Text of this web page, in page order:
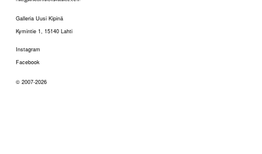
Galleria Uusi Kipinä
Kymintie 1, 15140 Lahti
Instagram
Facebook
© 2007-2026